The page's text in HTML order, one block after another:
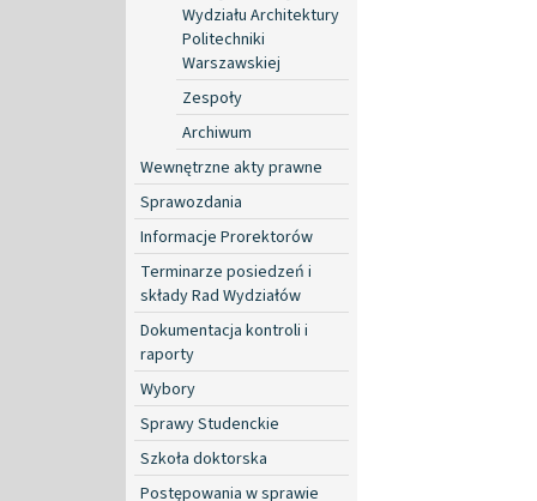
Wydziału Architektury
Politechniki
Warszawskiej
Zespoły
Archiwum
Wewnętrzne akty prawne
Sprawozdania
Informacje Prorektorów
Terminarze posiedzeń i
składy Rad Wydziałów
Dokumentacja kontroli i
raporty
Wybory
Sprawy Studenckie
Szkoła doktorska
Postępowania w sprawie